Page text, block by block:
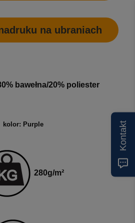
na ubraniach
bawełna/20% poliester
kolor: Purple
280g/m²
Kontakt